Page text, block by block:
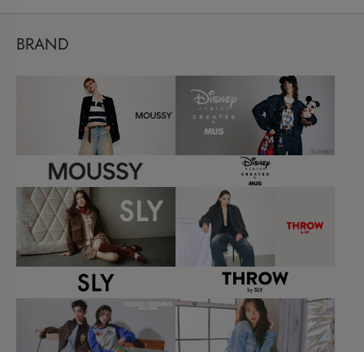
BRAND